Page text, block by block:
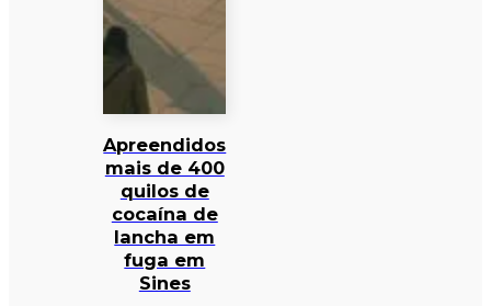
Apreendidos
mais de 400
quilos de
cocaína de
lancha em
fuga em
Sines